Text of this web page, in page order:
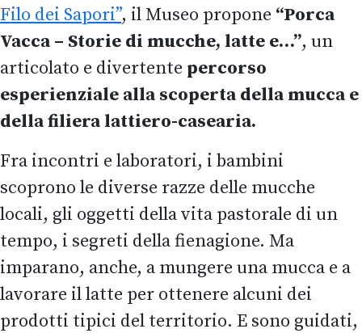
Filo dei Sapori”, il Museo propone “Porca
Vacca – Storie di mucche, latte e…”, un
articolato e divertente percorso
esperienziale alla scoperta della mucca e
della filiera lattiero-casearia.
Fra incontri e laboratori, i bambini
scoprono le diverse razze delle mucche
locali, gli oggetti della vita pastorale di un
tempo, i segreti della fienagione. Ma
imparano, anche, a mungere una mucca e a
lavorare il latte per ottenere alcuni dei
prodotti tipici del territorio. E sono guidati,